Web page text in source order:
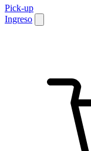
Pick-up
Ingreso